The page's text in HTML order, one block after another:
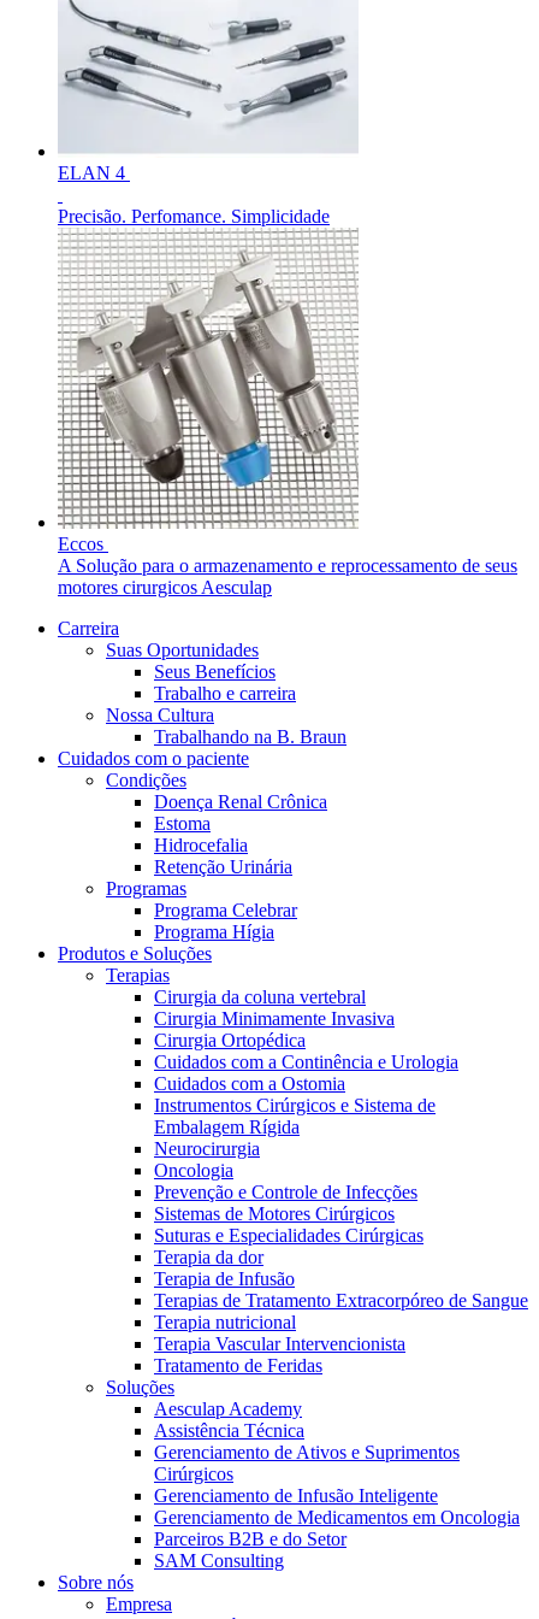
Catálogo de Produtos
Encontre o produto que está procurando. ​Visite o catálogo de
produtos da B. Braun ​com nosso portfólio completo.
Aesculap Academy
Educação continuada para profissionais da saúde. Acesse a
Aesculap Academy Brasil e inscreva-se!
O Programa Celebrar é o Programa de Suporte ao Paciente
(PSP) da B. Braun, oferecido gratuitamente para pessoas com
estomia e disfunções miccionais.
Contato
Innovation Hub
Vamos impulsionar a inovação em ​tecnologia médica juntos. ​
Saiba mais sobre nosso centro de ​inovação global e apresente
sua ideia.
Contato
Entre em contato conosco.
ELAN 4
Precisão. Perfomance. Simplicidade
Eccos
A Solução para o armazenamento e reprocessamento de seus
motores cirurgicos Aesculap
Carreira
Suas Oportunidades
Seus Benefícios
Trabalho e carreira
Nossa Cultura
Trabalhando na B. Braun
Cuidados com o paciente
Condições
Doença Renal Crônica
Estoma
Hidrocefalia
Retenção Urinária
Programas
Programa Celebrar
Programa Hígia
Produtos e Soluções
Terapias
Cirurgia da coluna vertebral
Cirurgia Minimamente Invasiva
Cirurgia Ortopédica
Cuidados com a Continência e Urologia
Cuidados com a Ostomia
Instrumentos Cirúrgicos e Sistema de
Embalagem Rígida
Neurocirurgia
Oncologia
Prevenção e Controle de Infecções
Sistemas de Motores Cirúrgicos
Suturas e Especialidades Cirúrgicas
Terapia da dor
Terapia de Infusão
Terapias de Tratamento Extracorpóreo de Sangue
Terapia nutricional
Terapia Vascular Intervencionista
Tratamento de Feridas
Soluções
Aesculap Academy
Assistência Técnica
Gerenciamento de Ativos e Suprimentos
Cirúrgicos
Gerenciamento de Infusão Inteligente
Gerenciamento de Medicamentos em Oncologia
Parceiros B2B e do Setor
SAM Consulting
Sobre nós
Empresa